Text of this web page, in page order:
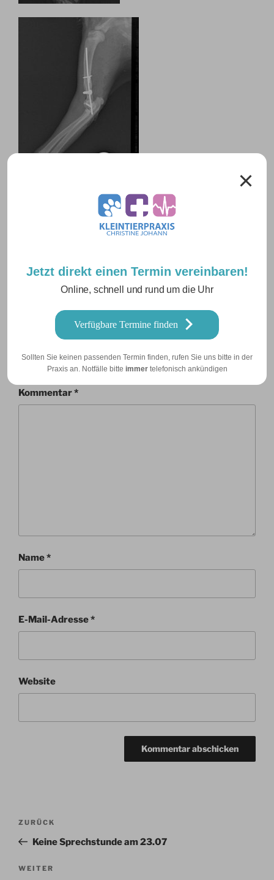
Jetzt direkt einen Termin vereinbaren!
Online, schnell und rund um die Uhr
Verfügbare Termine finden
Sollten Sie keinen passenden Termin finden, rufen Sie uns bitte in der
Praxis an. Notfälle bitte immertelefonisch ankündigen
SCHLAGWÖRTER
HUMERUSFRAKTUR, KNOCHENCHIRURGIE
Schreibe einen Kommentar
Erforderliche Felder sind mit
markiert
Kommentar*
Name*
E-Mail-Adresse*
Website
Beitragsnavigation
Vorheriger
Beitrag
ZURÜCK
Keine Sprechstunde am 23.07
Nächster
WEITER